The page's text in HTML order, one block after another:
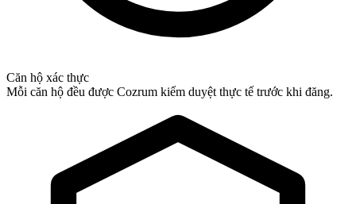
Căn hộ xác thực
Mỗi căn hộ đều được Cozrum kiểm duyệt thực tế trước khi đăng.